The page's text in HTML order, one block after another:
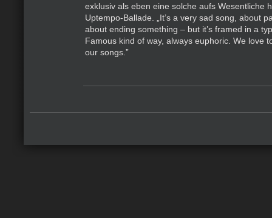
exklusiv als eben eine solche aufs Wesentliche
Uptempo-Ballade. „It’s a very sad song, about
about ending something – but it’s framed in a
Famous kind of way, always euphoric. We love
our songs.”